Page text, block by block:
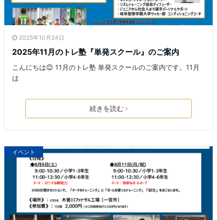
2025年10月24日
2025年11月のトレ塾『単発スクール』のご案内
こんにちは😊 11月のトレ塾 単発スクールのご案内です。11月
は
続きを読む
イベント